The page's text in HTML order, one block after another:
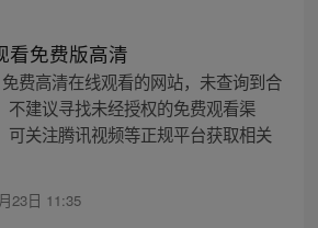
看免费版高清
费高清在线观看的网站，未查询到合
不建议寻找未经授权的免费观看渠
可关注腾讯视频等正规平台获取相关
23日 11:35